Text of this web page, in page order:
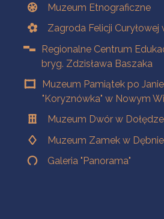
Muzeum Etnograficzne
Zagroda Felicji Curyłowej
Regionalne Centrum
bryg. Zdzisława Baszaka
Muzeum Pamiątek po
"Koryznówka" w Nowym
Muzeum Dwór w Dołędze
Muzeum Zamek w Dębnie
Galeria "Panorama"